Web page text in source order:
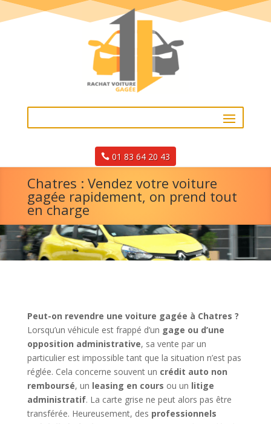
01 83 64 20 43
Chatres : Vendez votre voiture
gagée rapidement, on prend tout
en charge
Peut-on revendre une voiture gagée à Chatres ?
Lorsqu’un véhicule est frappé d’un gage ou d’une
opposition administrative, sa vente par un
particulier est impossible tant que la situation n’est pas
réglée. Cela concerne souvent un crédit auto non
remboursé, un leasing en cours ou un litige
administratif. La carte grise ne peut alors pas être
transférée. Heureusement, des professionnels